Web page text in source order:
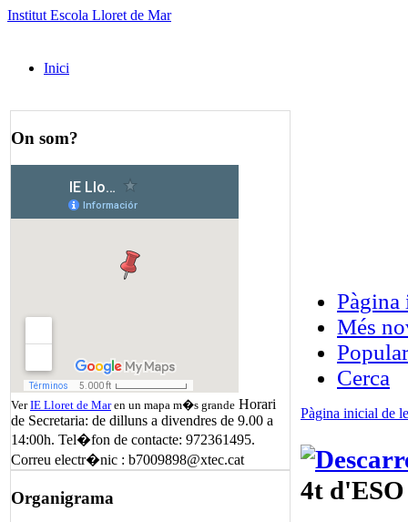
Institut Escola Lloret de Mar
Inici
On som?
VerIE Lloret de Maren un mapa m�s grande Horari
de Secretaria: de dilluns a divendres de 9.00 a
14:00h. Tel�fon de contacte: 972361495.
Correu electr�nic : b7009898@xtec.cat
Organigrama
Pàgina
Més
Popular
Cerca
Pàgina inicial de
4t